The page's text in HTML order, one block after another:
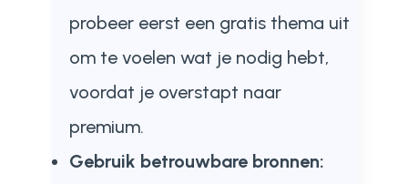
probeer eerst een gratis thema uit
om te voelen wat je nodig hebt,
voordat je overstapt naar
premium.
Gebruik betrouwbare bronnen: